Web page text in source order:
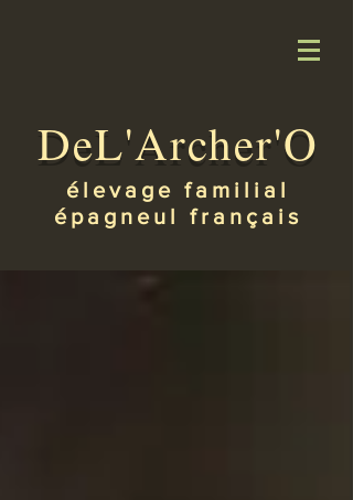
DeL'Archer'O
élevage familial
épagneul français